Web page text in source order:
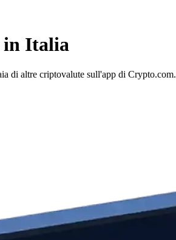
in Italia
di altre criptovalute sull'app di Crypto.com.